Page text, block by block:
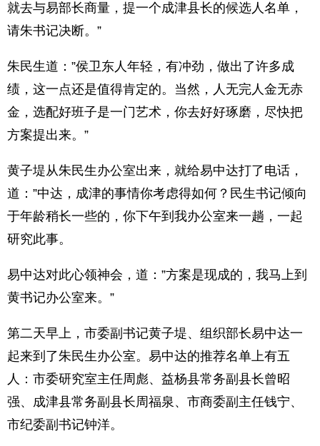
就去与易部长商量，提一个成津县长的候选人名单，
请朱书记决断。”
朱民生道：”侯卫东人年轻，有冲劲，做出了许多成
绩，这一点还是值得肯定的。当然，人无完人金无赤
金，选配好班子是一门艺术，你去好好琢磨，尽快把
方案提出来。”
黄子堤从朱民生办公室出来，就给易中达打了电话，
道：”中达，成津的事情你考虑得如何？民生书记倾向
于年龄稍长一些的，你下午到我办公室来一趟，一起
研究此事。
易中达对此心领神会，道：”方案是现成的，我马上到
黄书记办公室来。”
第二天早上，市委副书记黄子堤、组织部长易中达一
起来到了朱民生办公室。易中达的推荐名单上有五
人：市委研究室主任周彪、益杨县常务副县长曾昭
强、成津县常务副县长周福泉、市商委副主任钱宁、
市纪委副书记钟洋。